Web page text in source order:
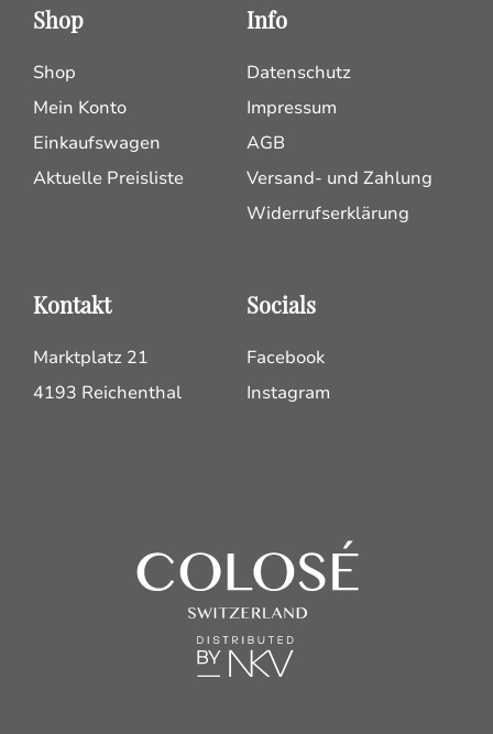
Shop
Shop
Mein Konto
Einkaufswagen
Aktuelle Preisliste
Info
Datenschutz
Impressum
AGB
Versand- und Zahlung
Widerrufserklärung
Kontakt
Marktplatz 21
4193 Reichenthal
Socials
Facebook
Instagram